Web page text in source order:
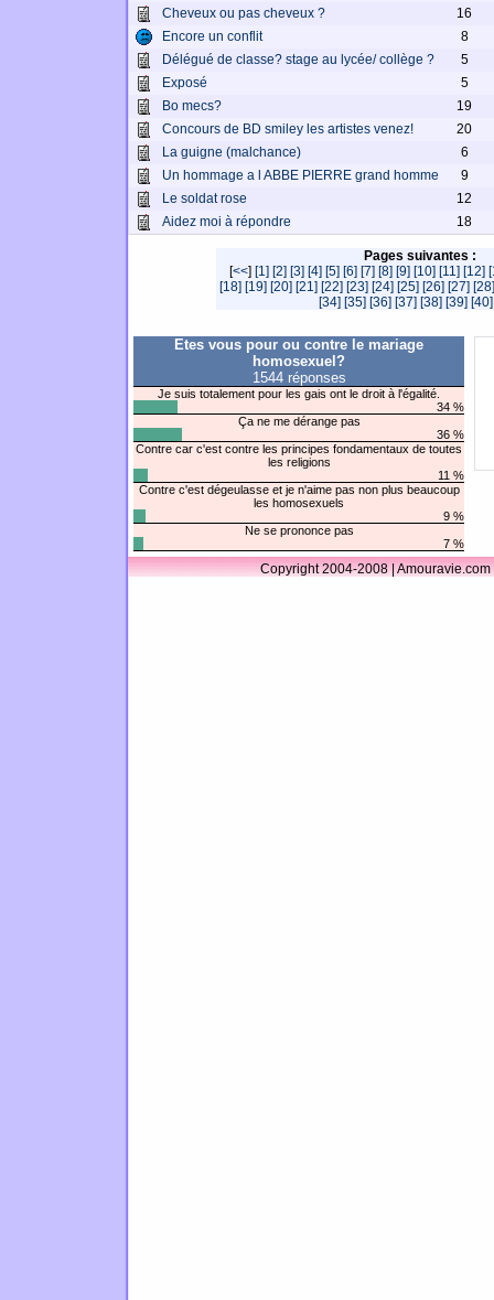
Cheveux ou pas cheveux ?
16
Encore un conflit
8
Délégué de classe? stage au lycée/ collège ?
5
Exposé
5
Bo mecs?
19
Concours de BD smiley les artistes venez!
20
La guigne (malchance)
6
Un hommage a l ABBE PIERRE grand homme
9
Le soldat rose
12
Aidez moi à répondre
18
Pages suivantes :
[<<] [1] [2] [3] [4] [5] [6] [7] [8] [9] [10] [11] [12]
[18] [19] [20] [21] [22] [23] [24] [25] [26] [27] [28]
[34] [35] [36] [37] [38] [39] [40]
Etes vous pour ou contre le mariage
homosexuel?
1544 réponses
Je suis totalement pour les gais ont le droit à l'égalité.
34 %
Ça ne me dérange pas
36 %
Contre car c'est contre les principes fondamentaux de toutes
les religions
11 %
Contre c'est dégeulasse et je n'aime pas non plus beaucoup
les homosexuels
9 %
Ne se prononce pas
7 %
Copyright 2004-2008 |